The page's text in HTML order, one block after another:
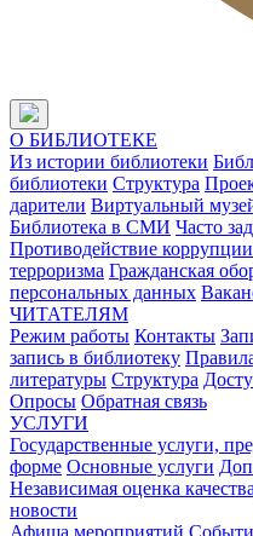
О БИБЛИОТЕКЕ
Из истории библиотеки
библиотеки Структура
дарители Виртуальный
Библиотека в СМИ Часто
Противодействие коррупции
терроризма Гражданская
персональных данных
ЧИТАТЕЛЯМ
Режим работы Контакты
запись в библиотеку
литературы Структура
Опросы Обратная связь
УСЛУГИ
Государственные услуги,
форме Основные услуги
Независимая оценка
новости
Афиша мероприятий